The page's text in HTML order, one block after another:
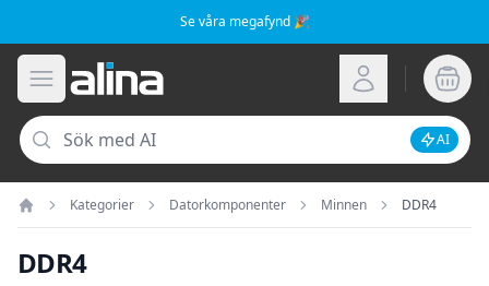
Se våra megafynd 🎉
Öppna meny
Alina.se Logga in
Sök
AI
Hem
Kategorier Datorkomponenter Minnen DDR4
DDR4